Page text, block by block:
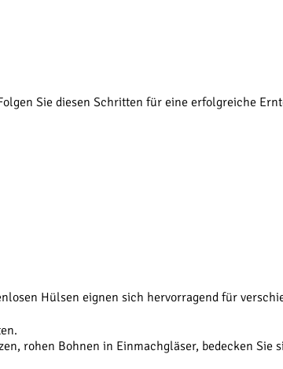
Sie diesen Schritten für eine erfolgreiche
Hülsen eignen sich hervorragend für
rohen Bohnen in Einmachgläser, bedecken Sie